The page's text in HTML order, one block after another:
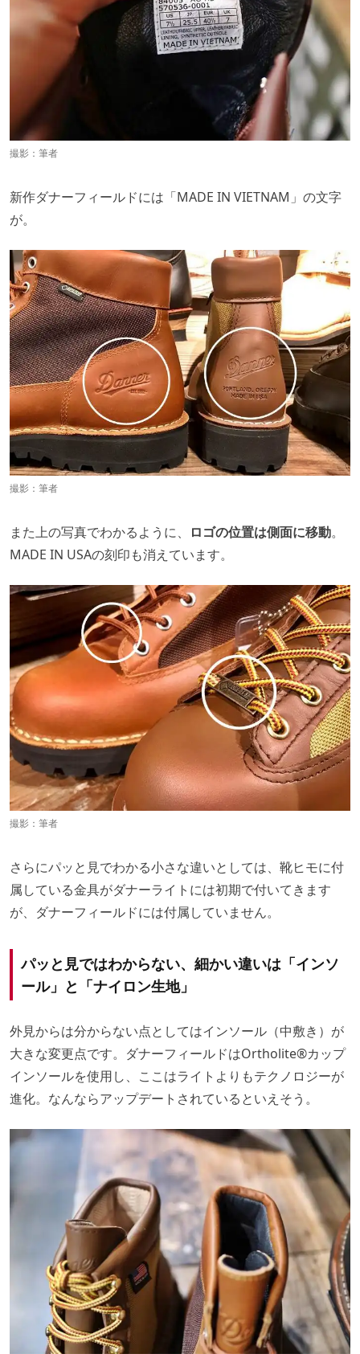
撮影：筆者
新作ダナーフィールドには「MADE IN VIETNAM」の文字
が。
撮影：筆者
また上の写真でわかるように、 ロゴの位置は側面に移動。
MADE IN USAの刻印も消えています。
撮影：筆者
さらにパッと見でわかる小さな違いとしては、靴ヒモに付
属している金具がダナーライトには初期で付いてきます
が、ダナーフィールドには付属していません。
パッと見ではわからない、細かい違いは「インソ
ール」と「ナイロン生地」
外見からは分からない点としてはインソール（中敷き）が
大きな変更点です。ダナーフィールドはOrtholite®カップ
インソールを使用し、ここはライトよりもテクノロジーが
進化。なんならアップデートされているといえそう。